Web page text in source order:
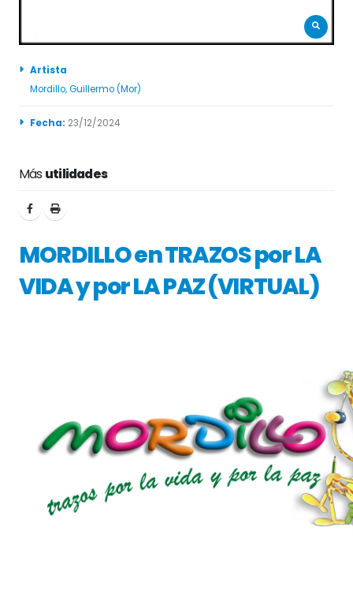
Artista
Mordillo, Guillermo (Mor)
Fecha: 23/12/2024
Más utilidades
MORDILLO en TRAZOS por LA
VIDA y por LA PAZ (VIRTUAL)